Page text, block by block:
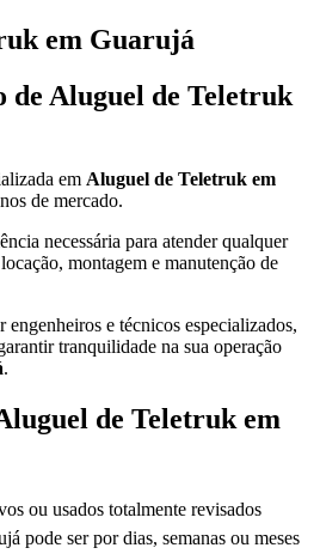
em Guarujá
de Aluguel de Teletruk
em Aluguel de Teletruk em
de mercado.
necessária para atender qualquer
montagem e manutenção de
e técnicos especializados,
tranquilidade na sua operação
.
de Teletruk em
ou usados totalmente revisados
pode ser por dias, semanas ou meses